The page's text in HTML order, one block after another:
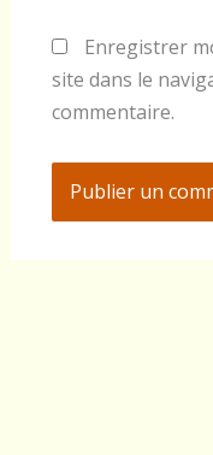
Enregistrer
site dans le
commentaire.